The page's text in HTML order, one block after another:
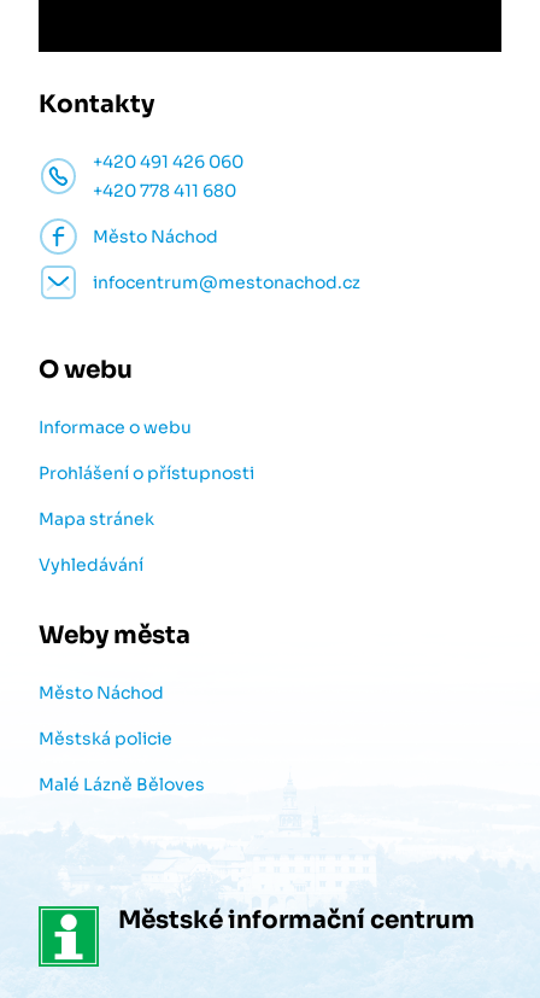
Kontakty
+420 491 426 060
+420 778 411 680
Město Náchod
infocentrum@mestonachod.cz
O webu
Informace o webu
Prohlášení o přístupnosti
Mapa stránek
Vyhledávání
Weby města
Město Náchod
Městská policie
Malé Lázně Běloves
Městské informační centrum